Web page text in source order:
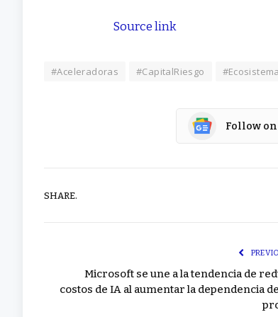
Source link
#Aceleradoras #CapitalRiesgo
Follow on
SHARE.
Microsoft se une a la tendencia de
costos de IA al aumentar la dependencia